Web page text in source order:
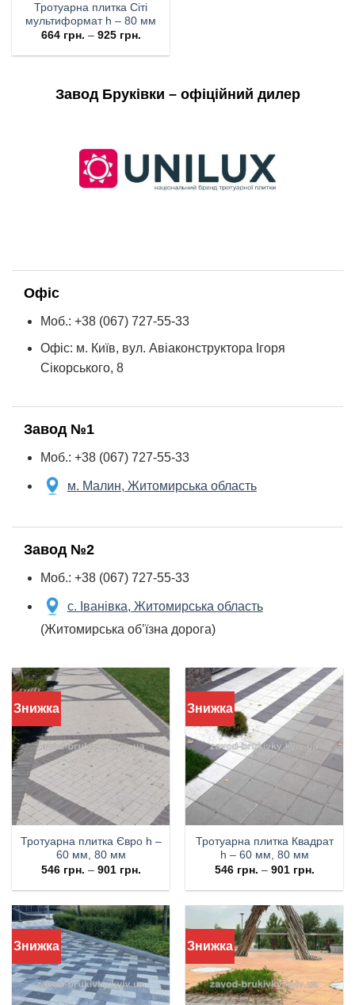
Тротуарна плитка Сіті
мультиформат h – 80 мм
664 грн. – 925 грн.
Завод Бруківки – офіційний дилер
Офіс
Моб.: +38 (067) 727-55-33
Офіс: м. Київ, вул. Авiаконструктора Iгоря
Сiкорського, 8
Завод №1
Моб.: +38 (067) 727-55-33
м. Малин, Житомирська область
Завод №2
Моб.: +38 (067) 727-55-33
с. Іванівка, Житомирська область
(Житомирська об’їзна дорога)
Знижка
Тротуарна плитка Євро h –
60 мм, 80 мм
546 грн. – 901 грн.
Знижка
Тротуарна плитка Квадрат
h – 60 мм, 80 мм
546 грн. – 901 грн.
Знижка Знижка